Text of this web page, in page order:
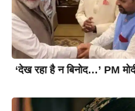
‘देख रहा है न बिनोद…’ PM